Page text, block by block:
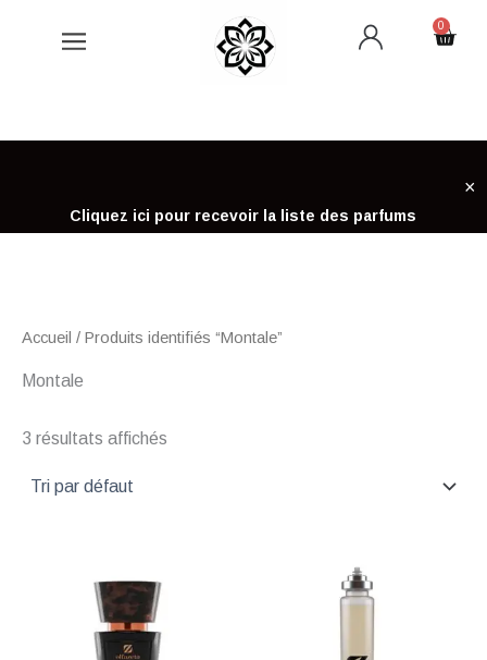
0
Cart
Cliquez ici pour recevoir la liste des parfums
×
Accueil / Produits identifiés “Montale”
Montale
3 résultats affichés
prix :
€ 1,00
à
€ 35,00